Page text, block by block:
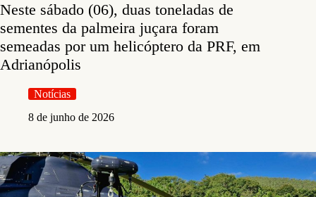
Neste sábado (06), duas toneladas de
sementes da palmeira juçara foram
semeadas por um helicóptero da PRF, em
Adrianópolis
Notícias
8 de junho de 2026